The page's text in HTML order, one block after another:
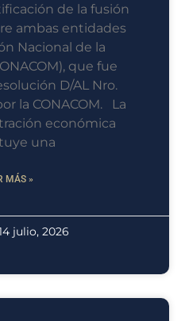
de la fusión
ambas entidades
Nacional de la
que fue
D/AL Nro.
la CONACOM. La
económica
una
MÁS »
julio, 2026